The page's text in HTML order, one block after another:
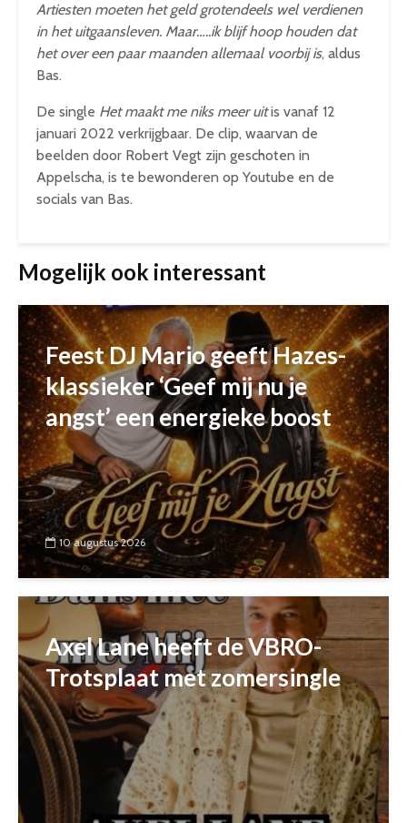
Artiesten moeten het geld grotendeels wel verdienen
in het uitgaansleven. Maar…..ik blijf hoop houden dat
het over een paar maanden allemaal voorbij is, aldus
Bas.
De single Het maakt me niks meer uitis vanaf 12
januari 2022 verkrijgbaar. De clip, waarvan de
beelden door Robert Vegt zijn geschoten in
Appelscha, is te bewonderen op Youtube en de
socials van Bas.
Mogelijk ook interessant
Feest DJ Mario geeft Hazes-
klassieker ‘Geef mij nu je
angst’ een energieke boost
10 augustus 2026
Axel Lane heeft de VBRO-
Trotsplaat met zomersingle